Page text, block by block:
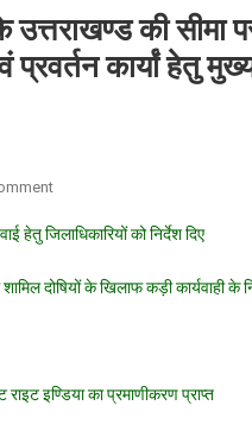
उत्तराखण्ड की सीमा
प्रवर्तन कार्यां हेतु
On
राधा
द्वारा
के
हेतु जिलाधिकारियों को निर्देश दिए
दोषियों के खिलाफ कड़ी कार्यवाही के
इण्डिया का प्रमाणीकरण प्राप्त